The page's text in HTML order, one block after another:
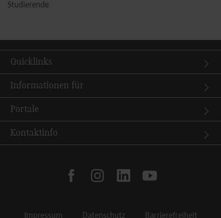
Studierende
Quicklinks
Informationen für
Portale
Kontaktinfo
facebookinstagramlinkedin youtube